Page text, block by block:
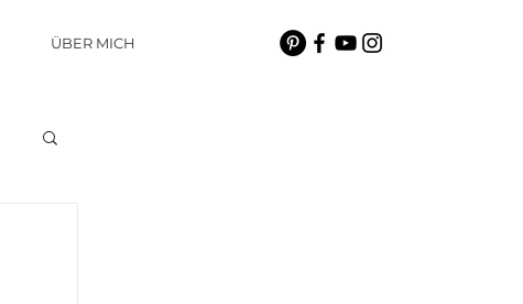
ÜBER MICH